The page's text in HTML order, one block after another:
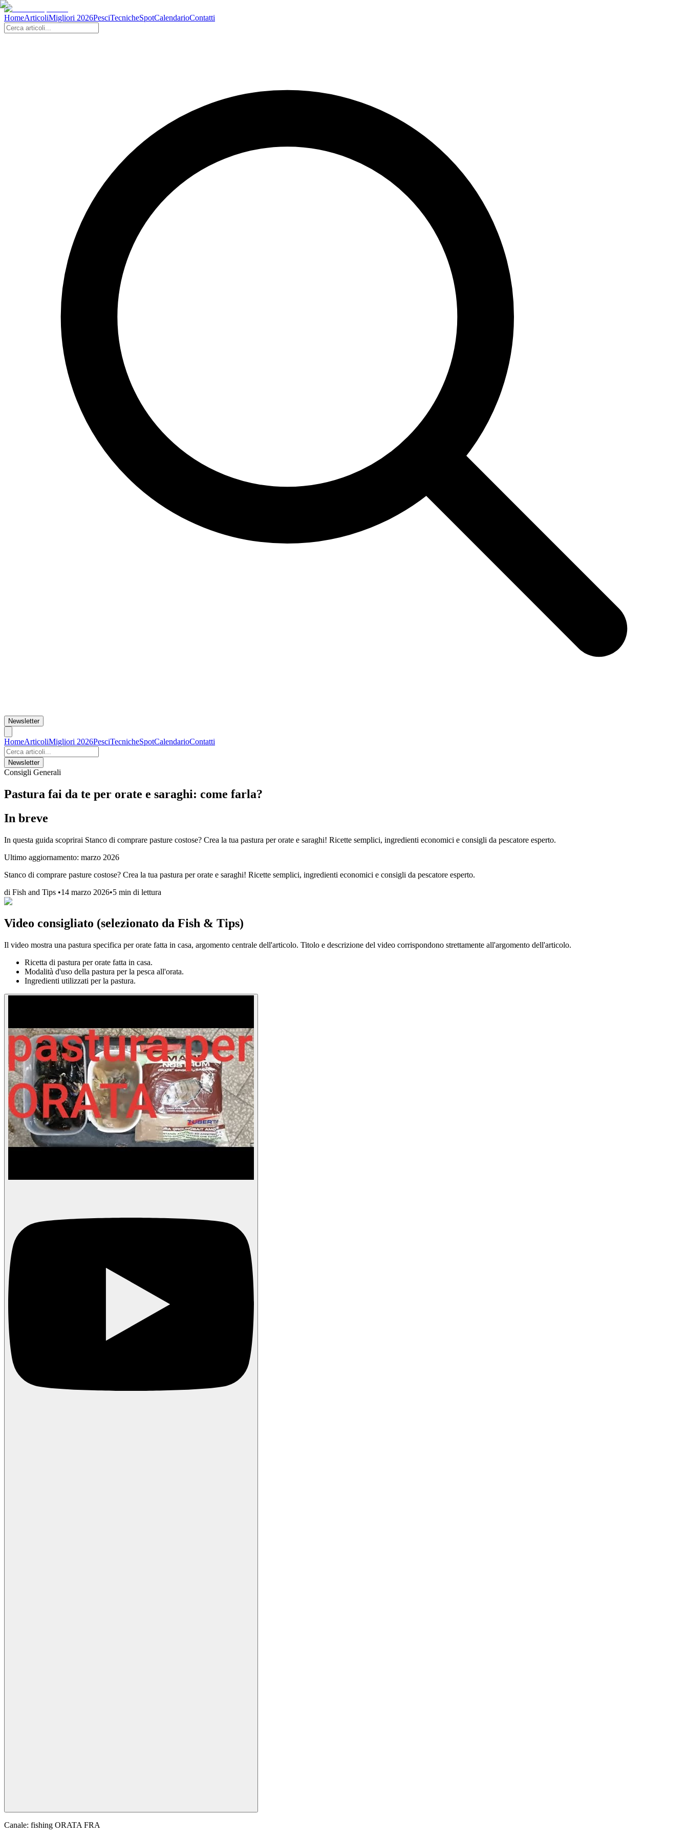
HomeArticoliMigliori 2026PesciTecnicheSpotCalendarioContatti
Newsletter
HomeArticoliMigliori 2026PesciTecnicheSpotCalendarioContatti
Newsletter
Consigli Generali
Pastura fai da te per orate e saraghi: come farla?
In breve
In questa guida scoprirai Stanco di comprare pasture costose? Crea la tua pastura per orate e saraghi! Ricette semplici, ingredienti economici e consigli da pescatore esperto.
Ultimo aggiornamento: marzo 2026
Stanco di comprare pasture costose? Crea la tua pastura per orate e saraghi! Ricette semplici, ingredienti economici e consigli da pescatore esperto.
di Fish and Tips •14 marzo 2026•5 min di lettura
Video consigliato (selezionato da Fish & Tips)
Il video mostra una pastura specifica per orate fatta in casa, argomento centrale dell'articolo. Titolo e descrizione del video corrispondono strettamente all'argomento dell'articolo.
Ricetta di pastura per orate fatta in casa.
Modalità d'uso della pastura per la pesca all'orata.
Ingredienti utilizzati per la pastura.
Canale: fishing ORATA FRA